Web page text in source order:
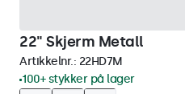
22" Skjerm Metall
Artikkelnr.: 22HD7M
100+ stykker på lager